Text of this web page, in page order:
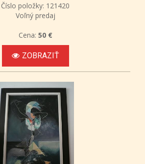
Číslo položky: 121420
Voľný predaj
Cena: 50 €
ZOBRAZIŤ